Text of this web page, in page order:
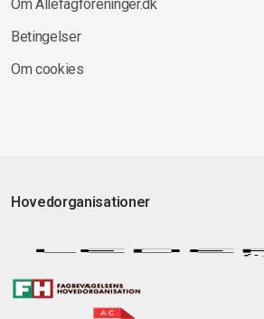
Om Allefagforeninger.dk
Betingelser
Om cookies
Hovedorganisationer